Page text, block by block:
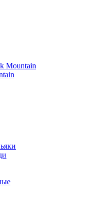
Mountain